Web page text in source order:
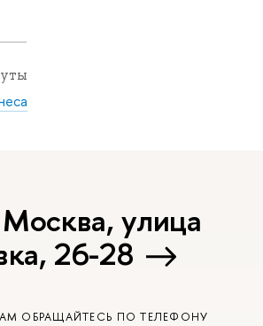
улица
26-28
ОБРАЩАЙТЕСЬ ПО ТЕЛЕФОНУ